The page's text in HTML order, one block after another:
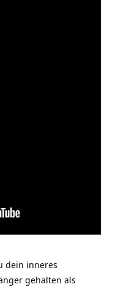
dein inneres
gehalten als